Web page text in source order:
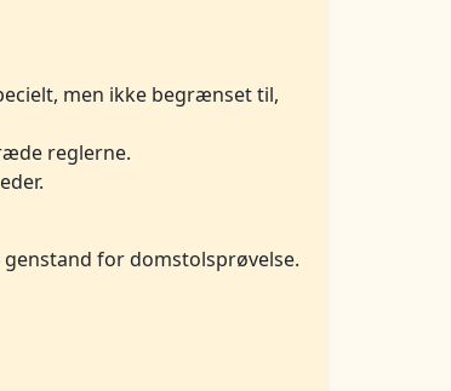
men ikke begrænset til,
reglerne.
for domstolsprøvelse.